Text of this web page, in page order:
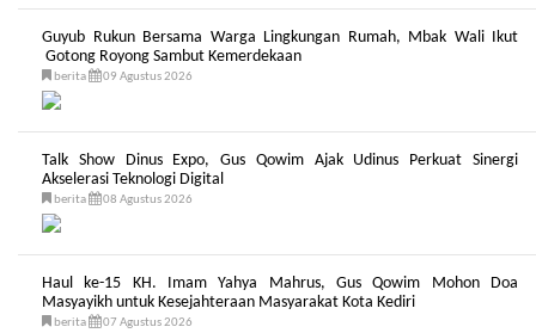
Guyub Rukun Bersama Warga Lingkungan Rumah, Mbak Wali Ikut
Gotong Royong Sambut Kemerdekaan
berita 09 Agustus 2026
Talk Show Dinus Expo, Gus Qowim Ajak Udinus Perkuat Sinergi
Akselerasi Teknologi Digital
berita 08 Agustus 2026
Haul ke-15 KH. Imam Yahya Mahrus, Gus Qowim Mohon Doa
Masyayikh untuk Kesejahteraan Masyarakat Kota Kediri
berita 07 Agustus 2026